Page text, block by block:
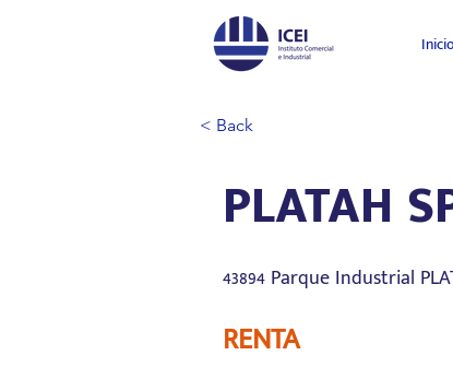
Inicio
< Back
PLATAH
43894 Parque Industrial
RENTA